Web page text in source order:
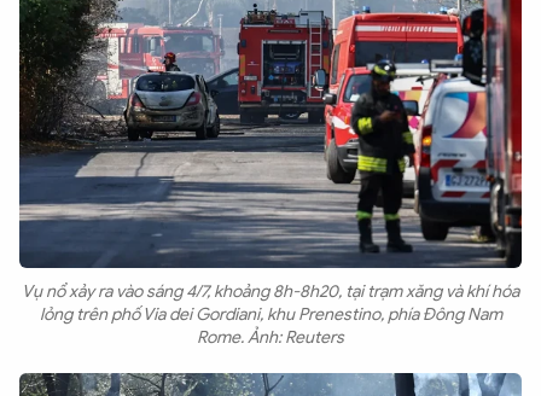
Vụ nổ xảy ra vào sáng 4/7, khoảng 8h-8h20, tại trạm xăng và khí hóa
lỏng trên phố Via dei Gordiani, khu Prenestino, phía Đông Nam
Rome. Ảnh: Reuters